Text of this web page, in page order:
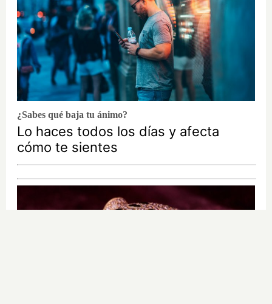
¿Sabes qué baja tu ánimo?
Lo haces todos los días y afecta
cómo te sientes